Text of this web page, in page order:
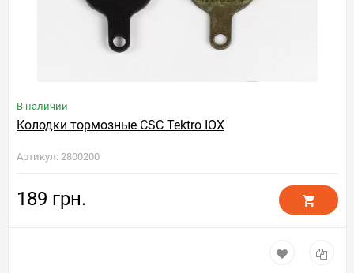
В наличии
Колодки тормозные CSC Tektro IOX
Артикул: 2800200
189 грн.